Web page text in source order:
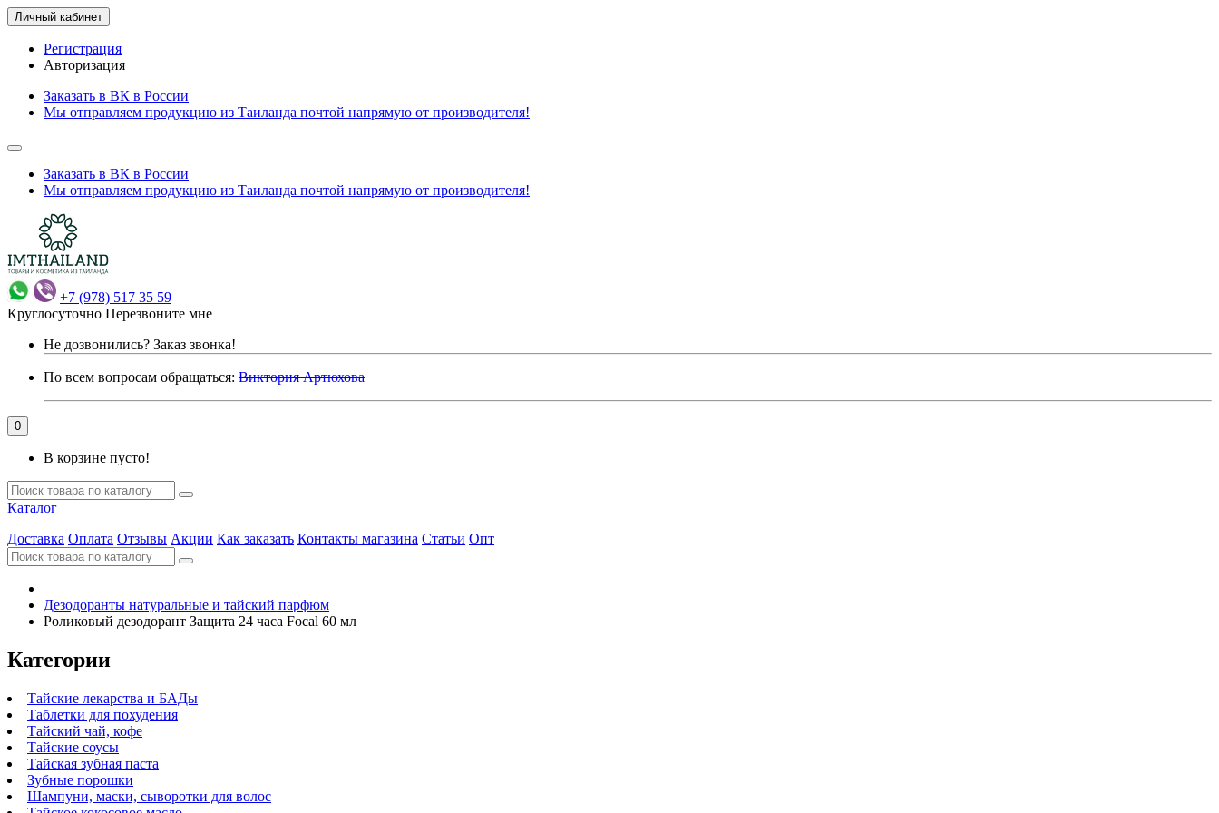
Личный кабинет
Регистрация
Авторизация
Заказать в ВК в России
Мы отправляем продукцию из Таиланда почтой напрямую от производителя!
Заказать в ВК в России
Мы отправляем продукцию из Таиланда почтой напрямую от производителя!
+7 (978) 517 35 59
Круглосуточно Перезвоните мне
Не дозвонились? Заказ звонка!
По всем вопросам обращаться: Виктория Артюхова
0
В корзине пусто!
Каталог
Доставка Оплата Отзывы Акции Как заказать Контакты магазина Статьи Опт
Дезодоранты натуральные и тайский парфюм
Роликовый дезодорант Защита 24 часа Focal 60 мл
Категории
Тайские лекарства и БАДы
Таблетки для похудения
Тайский чай, кофе
Тайские соусы
Тайская зубная паста
Зубные порошки
Шампуни, маски, сыворотки для волос